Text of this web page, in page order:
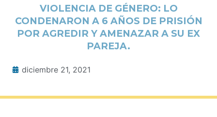
VIOLENCIA DE GÉNERO: LO
CONDENARON A 6 AÑOS DE PRISIÓN
POR AGREDIR Y AMENAZAR A SU EX
PAREJA.
diciembre 21, 2021